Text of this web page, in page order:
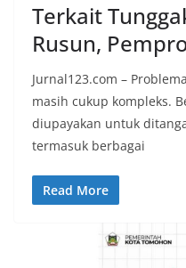
Terkait
Rusun,
Jurnal123.com –
masih cukup kompleks.
diupayakan untuk
termasuk berbagai
Read More